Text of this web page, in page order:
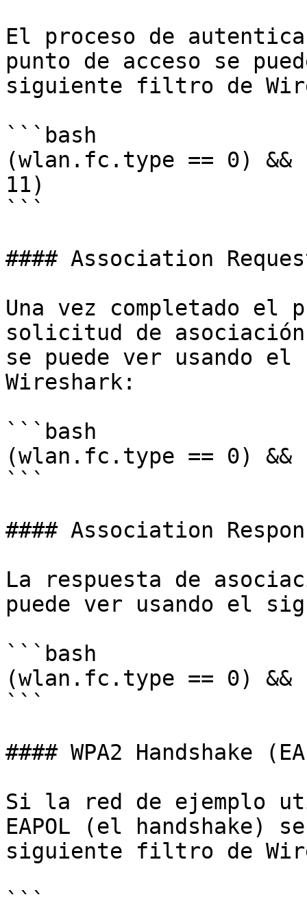
El proceso de
punto de acceso se
siguiente filtro de
```bash
(wlan.fc.type == 0) &&
11)
```
#### Association
Una vez completado el
solicitud de
se puede ver usando
Wireshark:
```bash
(wlan.fc.type == 0) &&
```
#### Association
La respuesta de
puede ver usando el
```bash
(wlan.fc.type == 0) &&
```
#### WPA2 Handshake
Si la red de ejemplo
EAPOL (el handshake)
siguiente filtro de
```